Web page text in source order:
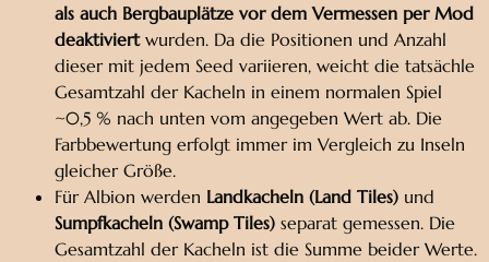
als auch Bergbauplätze vor dem Vermessen per Mod
deaktiviertwurden. Da die Positionen und Anzahl
dieser mit jedem Seed variieren, weicht die tatsächle
Gesamtzahl der Kacheln in einem normalen Spiel
~0,5 % nach unten vom angegeben Wert ab. Die
Farbbewertung erfolgt immer im Vergleich zu Inseln
gleicher Größe.
Für Albion werden Landkacheln (Land Tiles) und
Sumpfkacheln (Swamp Tiles) separat gemessen. Die
Gesamtzahl der Kacheln ist die Summe beider Werte.